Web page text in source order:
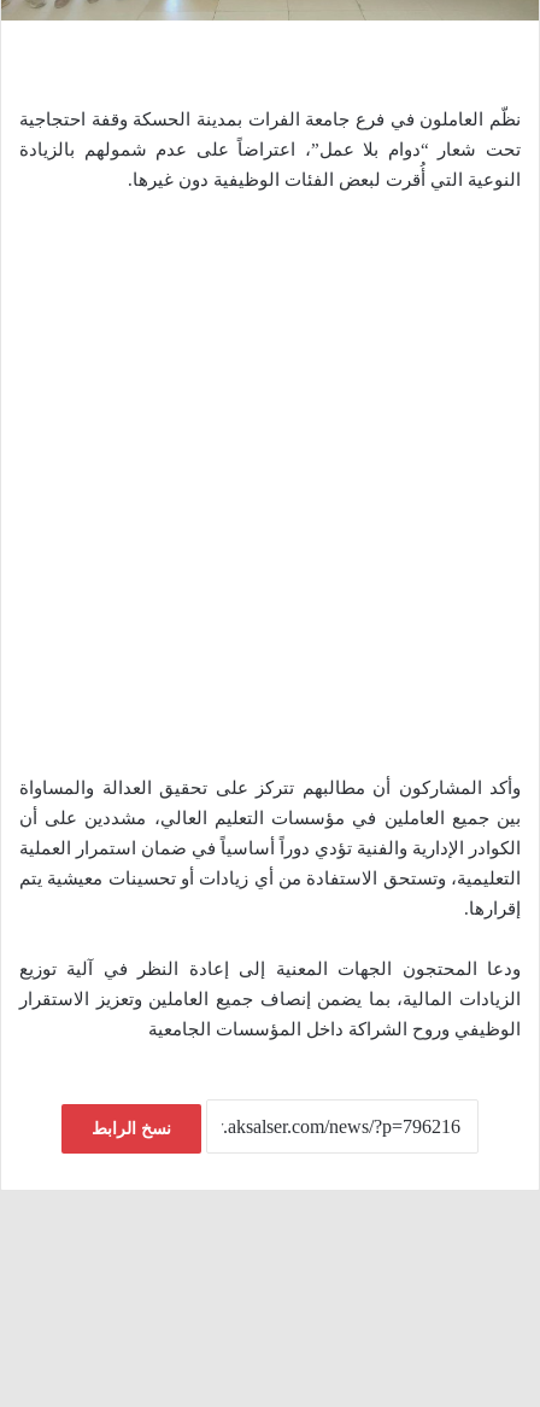
نظّم العاملون في فرع جامعة الفرات بمدينة الحسكة وقفة احتجاجية
تحت شعار “دوام بلا عمل”، اعتراضاً على عدم شمولهم بالزيادة
النوعية التي أُقرت لبعض الفئات الوظيفية دون غيرها.
وأكد المشاركون أن مطالبهم تتركز على تحقيق العدالة والمساواة
بين جميع العاملين في مؤسسات التعليم العالي، مشددين على أن
الكوادر الإدارية والفنية تؤدي دوراً أساسياً في ضمان استمرار العملية
التعليمية، وتستحق الاستفادة من أي زيادات أو تحسينات معيشية يتم
إقرارها.
ودعا المحتجون الجهات المعنية إلى إعادة النظر في آلية توزيع
الزيادات المالية، بما يضمن إنصاف جميع العاملين وتعزيز الاستقرار
الوظيفي وروح الشراكة داخل المؤسسات الجامعية
نسخ الرابط